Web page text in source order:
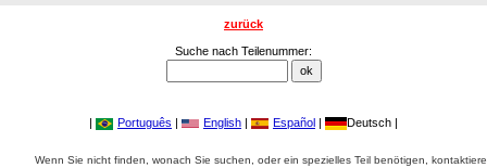
zurück
Suche nach Teilenummer:
| Português | English | Español | Deutsch |
Wenn Sie nicht finden, wonach Sie suchen, oder ein spezielles Teil benötigen,